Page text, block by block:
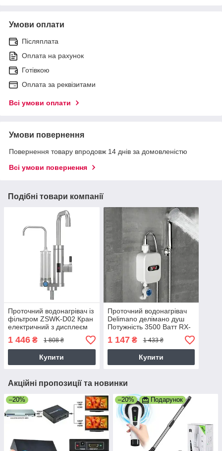
Умови оплати
Післяплата
Оплата на рахунок
Готівкою
Оплата за реквізитами
Всі умови оплати
Умови повернення
Повернення товару впродовж 14 днів за домовленістю
Всі умови повернення
Подібні товари компанії
Проточний водонагрівач із
фільтром ZSWK-D02 Кран
електричний з дисплеєм
1 446 ₴ 1 808 ₴
Купити
Проточний водонагрівач
Delimano делімано душ
Потужність 3500 Ватт RX-
021 для душу з екраном,
нагрівання 3 секунди
1 147₴ 1 433 ₴
Купити
Акційні пропозиції та новинки
–20% –20% Подарунок